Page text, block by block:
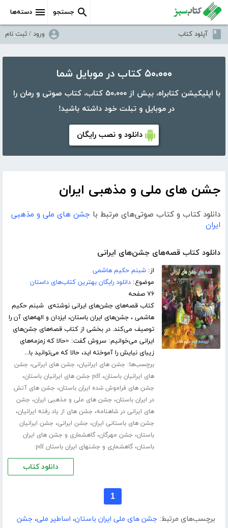
دسته‌ها جستجو
آپلود کتاب ورود / ثبت نام
۵۰،۰۰۰ کتاب در موبایل شما
با اپلیکیشن کتابراه، بیش از ۵۰،۰۰۰ کتاب، کتاب صوتی و رمان را
در موبایل و تبلت خود داشته باشید!
دانلود و نصب رایگان
جشن های ملی و مذهبی ایران
دانلود کتاب و کتاب صوتی‌های مرتبط با جشن های ملی و مذهبی
ایران
دانلود کتاب قصه‌های جشن‌های ایرانی
از:شبنم حکیم هاشمی
موضوع:دانلود رایگان بهترین کتاب‌های داستان
۷۶ صفحه
کتاب قصه‌های جشن‌های ایرانی نوشته‌ی شبنم حکیم
هاشمی ، جشن‌های ایران باستان، ایزدان و الهه‌های آن را
توصیف می‌کند. در بخشی از کتاب قصه‌های جشن‌های
ایرانی می‌خوانیم: سروش گفت: «حالا که زمزمه‌های
زیبای نیایش را آموخته اید، حالا که می‌توانید با...
برچسب‌ها: جشن های ایرانیان، جشن های ایرانی، جشن
های ایرانیان باستان،pdf جشن های ایرانیان باستان ،
جشن های فراموش شده ایران باستان، جشن های آتش
در ایران باستان، جشن های ملی و مذهبی ایران، جشن
های ایرانی در شاهنامه، جشن های از یاد رفته ایرانیان،
جشن های باستانی ایران، جشن ایرانی، جشن ایرانیان
باستان، جشن مهرگان،گاهشماری و جشن های ایران
باستان،گاهشماری و جشنهای ایران باستان pdf
دانلود کتاب
1
برچسب‌های مرتبط: جشن های ملی ایران باستان، اساطیر ملی، جشن